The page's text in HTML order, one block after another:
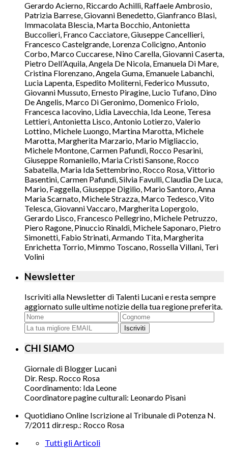
Gerardo Acierno, Riccardo Achilli, Raffaele Ambrosio,
Patrizia Barrese, Giovanni Benedetto, Gianfranco Blasi,
Immacolata Blescia, Marta Bocchio, Antonietta
Buccolieri, Franco Cacciatore, Giuseppe Cancellieri,
Francesco Castelgrande, Lorenza Colicigno, Antonio
Corbo, Marco Cuccarese, Nino Carella, Giovanni Caserta,
Pietro Dell’Aquila, Angela De Nicola, Emanuela Di Mare,
Cristina Florenzano, Angela Guma, Emanuele Labanchi,
Lucia Lapenta, Espedito Moliterni, Federico Mussuto,
Giovanni Mussuto, Ernesto Piragine, Lucio Tufano, Dino
De Angelis, Marco Di Geronimo, Domenico Friolo,
Francesca Iacovino, Lidia Lavecchia, Ida Leone, Teresa
Lettieri, Antonietta Lisco, Antonio Lotierzo, Valerio
Lottino, Michele Luongo, Martina Marotta, Michele
Marotta, Margherita Marzario, Mario Migliaccio,
Michele Montone, Carmen Pafundi, Rocco Pesarini,
Giuseppe Romaniello, Maria Cristi Sansone, Rocco
Sabatella, Maria Ida Settembrino, Rocco Rosa, Vittorio
Basentini, Carmen Pafundi, Silvia Favulli, Claudia De Luca,
Mario, Faggella, Giuseppe Digilio, Mario Santoro, Anna
Maria Scarnato, Michele Strazza, Marco Tedesco, Vito
Telesca, Giovanni Vaccaro, Margherita Lopergolo,
Gerardo Lisco, Francesco Pellegrino, Michele Petruzzo,
Piero Ragone, Pinuccio Rinaldi, Michele Saponaro, Pietro
Simonetti, Fabio Strinati, Armando Tita, Margherita
Enrichetta Torrio, Mimmo Toscano, Rossella Villani, Teri
Volini
Newsletter
Iscriviti alla Newsletter di Talenti Lucani e resta sempre
aggiornato sulle ultime notizie della tua regione preferita.
Iscriviti
CHI SIAMO
Giornale di Blogger Lucani
Dir. Resp. Rocco Rosa
Coordinamento: Ida Leone
Coordinatore pagine culturali: Leonardo Pisani
Quotidiano Online Iscrizione al Tribunale di Potenza N.
7/2011 dir.resp.: Rocco Rosa
Tutti gli Articoli